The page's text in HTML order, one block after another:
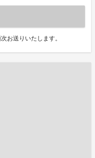
お送りいたします。